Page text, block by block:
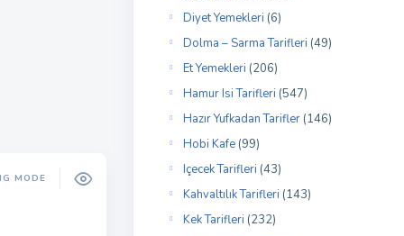
MODE
Diyet Yemekleri (6)
Dolma – Sarma Tarifleri (49)
Et Yemekleri (206)
Hamur Isi Tarifleri (547)
Hazır Yufkadan Tarifler (146)
Hobi Kafe (99)
Içecek Tarifleri (43)
Kahvaltılık Tarifleri (143)
Kek Tarifleri (232)